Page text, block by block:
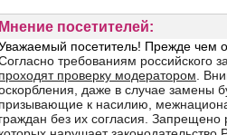
Мнение посетителей: